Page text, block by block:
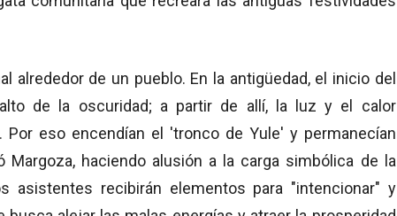
alrededor de un pueblo. En la antigüedad, el inicio del
de la oscuridad; a partir de allí, la luz y el calor
Por eso encendían el 'tronco de Yule' y permanecían
haciendo alusión a la carga simbólica de la
asistentes recibirán elementos para "intencionar" y